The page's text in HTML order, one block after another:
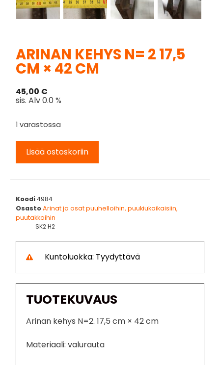
ARINAN KEHYS N= 2 17,5
CM × 42 CM
45,00 €
sis. Alv 0.0 %
1 varastossa
Lisää ostoskoriin
Koodi4984
OsastoArinat ja osat puuhelloihin, puukiukaikaisiin,
puutakkoihin
SK2 H2
Kuntoluokka: Tyydyttävä
TUOTEKUVAUS
Arinan kehys N=2. 17,5 cm × 42 cm
Materiaali: valurauta